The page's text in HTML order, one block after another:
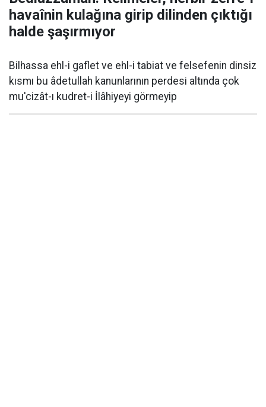
havaînin kulağına girip dilinden çıktığı
halde şaşırmıyor
Bilhassa ehl-i gaflet ve ehl-i tabiat ve felsefenin dinsiz
kısmı bu âdetullah kanunlarının perdesi altında çok
mu'cizât-ı kudret-i İlâhiyeyi görmeyip